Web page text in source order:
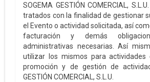
SOGEMA GESTIÓN COMERCIAL,
tratados con la finalidad de gestionar
el Evento o actividad solicitada, así
facturación y demás
administrativas necesarias. Así
utilizar los mismos para actividades
promoción y de gestión de
GESTIÓN COMERCIAL, S.L.U.